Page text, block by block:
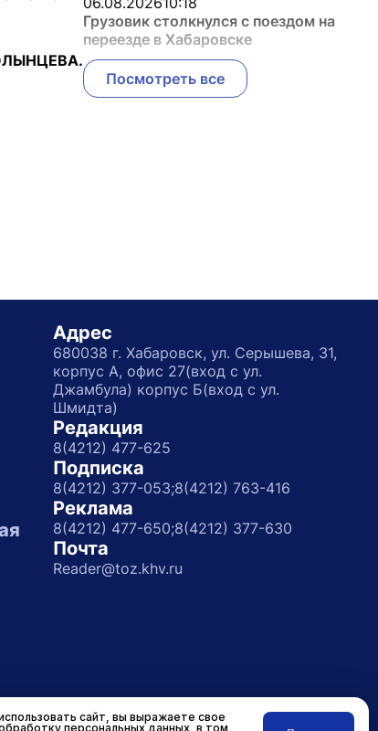
Грузовик столкнулся с поездом на
переезде в Хабаровске
Посмотреть все
Адрес
680038 г. Хабаровск, ул. Серышева, 31,
корпус А, офис 27(вход с ул.
Джамбула) корпус Б(вход с ул.
Шмидта)
Редакция
8(4212) 477-625
Подписка
8(4212) 377-053;8(4212) 763-416
Реклама
8(4212) 477-650;8(4212) 377-630
Почта
Reader@toz.khv.ru
сайт, вы выражаете свое
персональных данных, в том